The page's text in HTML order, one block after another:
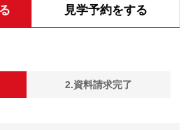
見学予約をする
2.資料請求完了